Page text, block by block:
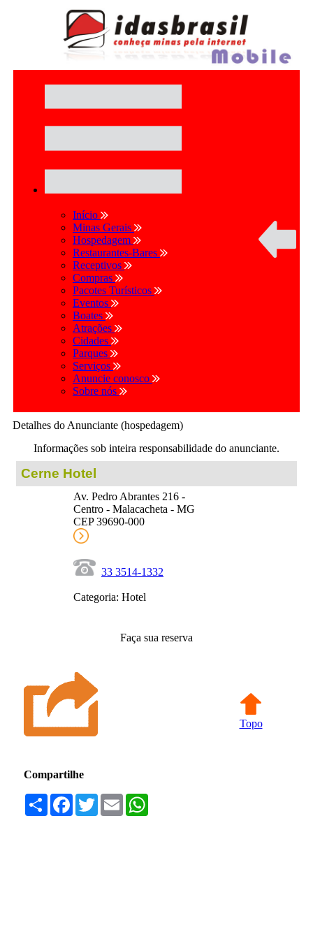
Início
Minas Gerais
Hospedagem
Restaurantes-Bares
Receptivos
Compras
Pacotes Turísticos
Eventos
Boates
Atrações
Cidades
Parques
Serviços
Anuncie conosco
Sobre nós
Detalhes do Anunciante (hospedagem)
Informações sob inteira responsabilidade do anunciante.
Cerne Hotel
Av. Pedro Abrantes 216 -
Centro - Malacacheta - MG
CEP 39690-000
33 3514-1332
Categoria: Hotel
Faça sua reserva
Topo
Compartilhe
Compartilhar
Facebook
TwitterEmail